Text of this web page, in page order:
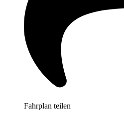
Fahrplan teilen